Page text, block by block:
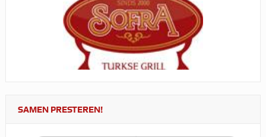
SAMEN PRESTEREN!